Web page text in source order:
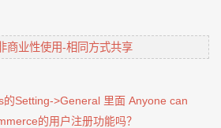
商业性使用-相同方式共享
的Setting->General 里面 Anyone can
的用户注册功能吗？